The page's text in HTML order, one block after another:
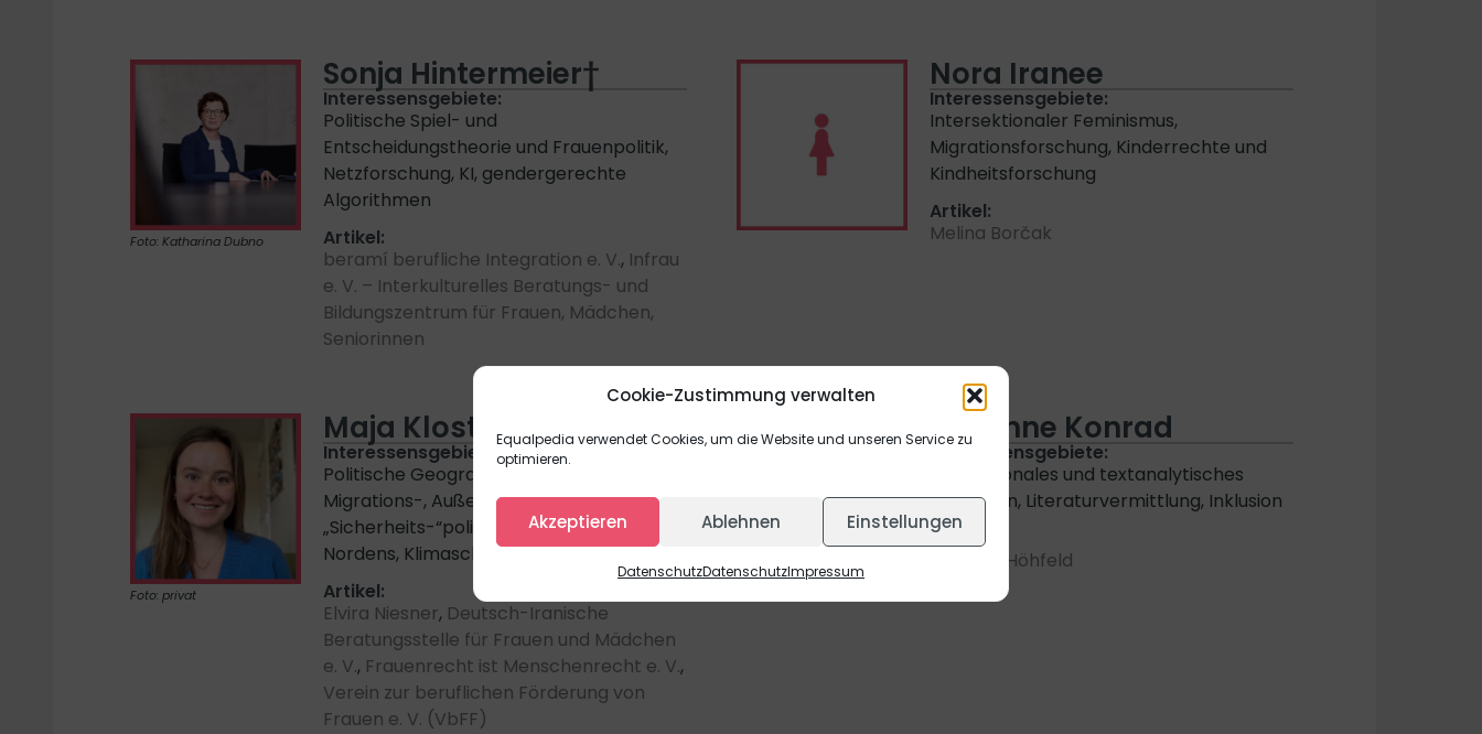
Cookie-Zustimmung verwalten
Equalpedia verwendet Cookies, um die Website und unseren Service zu
optimieren.
Akzeptieren Ablehnen Einstellungen
DatenschutzDatenschutzImpressum
Foto: Katharina Dubno
Sonja Hintermeier†
Interessensgebiete:
Politische Spiel- und
Entscheidungstheorie und Frauenpolitik,
Netzforschung, KI, gendergerechte
Algorithmen
Artikel:
beramí berufliche Integration e. V., Infrau
e. V. – Interkulturelles Beratungs- und
Bildungszentrum für Frauen, Mädchen,
Seniorinnen
Nora Iranee
Interessensgebiete:
Intersektionaler Feminismus,
Migrationsforschung, Kinderrechte und
Kindheitsforschung
Artikel:
Melina Borčak
Foto: privat
Maja Klostermann
Interessensgebiete:
Politische Geographie, Identitätspolitik,
Migrations-, Außen- und
„Sicherheits-“politik des globalen
Nordens, Klimaschutz und Nachhaltigkeit
Artikel:
Elvira Niesner, Deutsch-Iranische
Beratungsstelle für Frauen und Mädchen
e. V., Frauenrecht ist Menschenrecht e. V.,
Verein zur beruflichen Förderung von
Frauen e. V. (VbFF)
Susanne Konrad
Interessensgebiete:
Autofiktionales und textanalytisches
Schreiben, Literaturvermittlung, Inklusion
Artikel:
Barbara Höhfeld